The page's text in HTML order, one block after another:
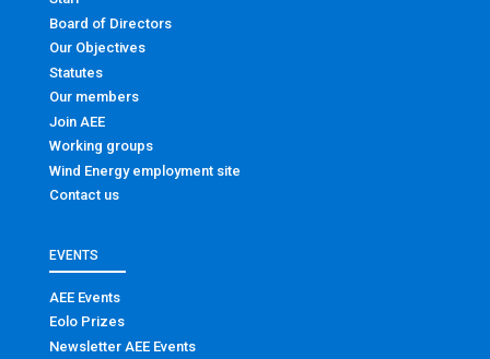
Board of Directors
Our Objectives
Statutes
Our members
Join AEE
Working groups
Wind Energy employment site
Contact us
EVENTS
AEE Events
Eolo Prizes
Newsletter AEE Events